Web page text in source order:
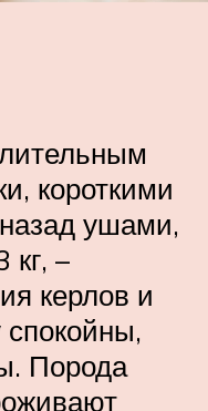
короткими
ушами,
–
керлов и
Порода